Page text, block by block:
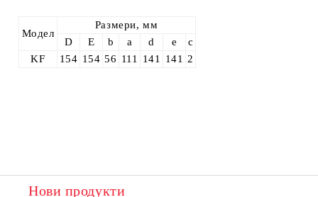
Модел
Размери, мм
D
E b a d e
c
KF
154 154 56 111 141 141 2
Нови продукти